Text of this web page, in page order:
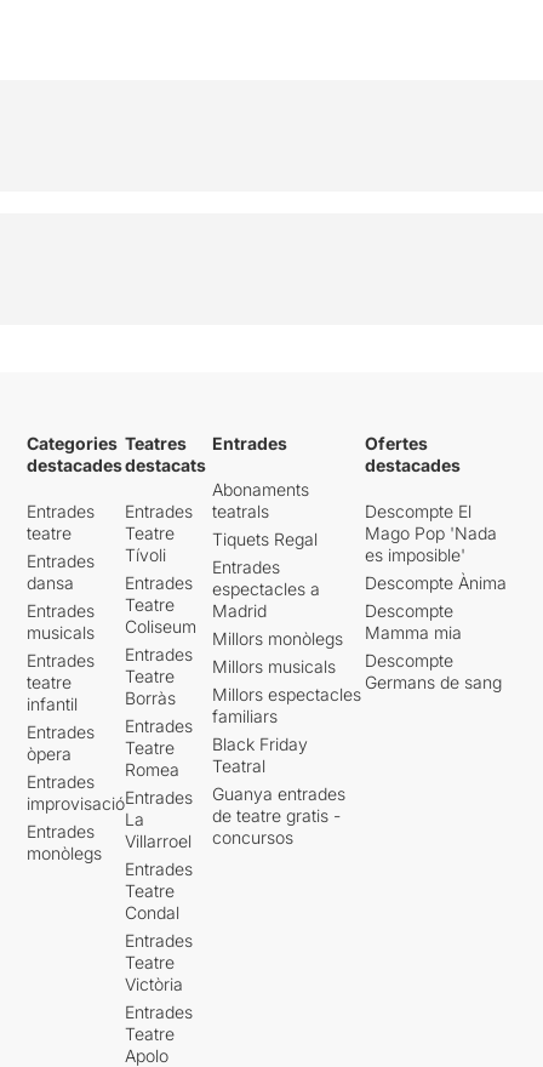
Categories
destacades
Entrades
teatre
Entrades
dansa
Entrades
musicals
Entrades
teatre
infantil
Entrades
òpera
Entrades
improvisació
Entrades
monòlegs
Teatres
destacats
Entrades
Teatre
Tívoli
Entrades
Teatre
Coliseum
Entrades
Teatre
Borràs
Entrades
Teatre
Romea
Entrades
La
Villarroel
Entrades
Teatre
Condal
Entrades
Teatre
Victòria
Entrades
Teatre
Apolo
Entrades
Abonaments
teatrals
Tiquets Regal
Entrades
espectacles a
Madrid
Millors monòlegs
Millors musicals
Millors espectacles
familiars
Black Friday
Teatral
Guanya entrades
de teatre gratis -
concursos
Ofertes
destacades
Descompte El
Mago Pop 'Nada
es imposible'
Descompte Ànima
Descompte
Mamma mia
Descompte
Germans de sang